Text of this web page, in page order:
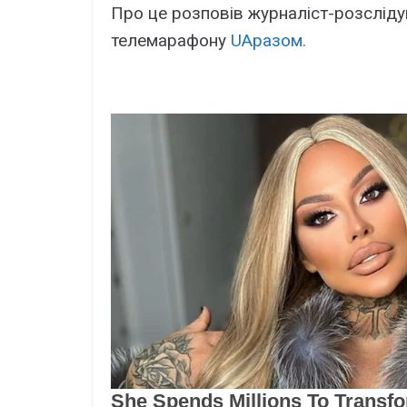
Про це розповів журналіст-
телемарафону UAразом.